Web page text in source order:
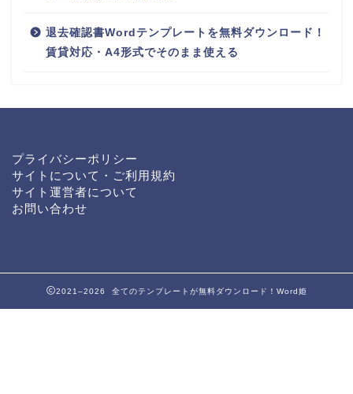
退去確認書Wordテンプレートを無料ダウンロード！
賃貸対応・A4形式でそのまま使える
プライバシーポリシー
サイトについて・ご利用規約
サイト運営者について
お問い合わせ
2021–2026 全てのテンプレートが無料ダウンロード！Word姫